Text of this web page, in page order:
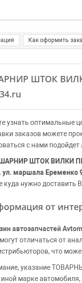
Как оформить
ШТОК
узнать оптимальные
заказов можете
с нами
ШТОК ВИЛКИ
ул. маршала Еременко
куда нужно доставить
от
автозапчастей
отличаться от
что
указание
иной марке